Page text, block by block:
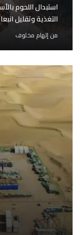
استبدال اللحوم
التغذية وتقليل
منإلهام مخلوف